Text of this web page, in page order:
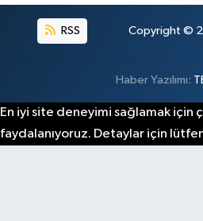
RSS Copyright ©
Haber Yazılımı:
En iyi site deneyimi sağlamak için
faydalanıyoruz. Detaylar için lütfen